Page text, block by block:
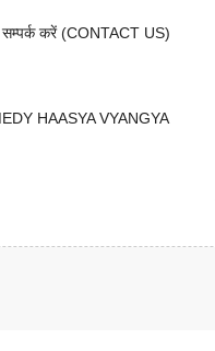
सम्पर्क करें (CONTACT US)
HAASYA VYANGYA